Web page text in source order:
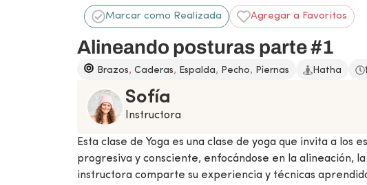
Marcar como Realizada Agregar a Favoritos
Alineando posturas parte #1
Brazos, Caderas, Espalda, Pecho, Piernas Hatha
Sofía
Instructora
Esta clase de Yoga es una clase de yoga que invita a
progresiva y consciente, enfocándose en la alineación,
instructora comparte su experiencia y técnicas